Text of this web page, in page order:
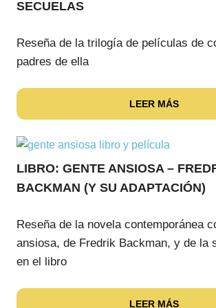
SECUELAS
Reseña de la trilogía de películas de
padres de ella
LEER MÁS
LIBRO: GENTE ANSIOSA –
BACKMAN (Y SU ADAPTACIÓN)
Reseña de la novela contemporánea
ansiosa, de Fredrik Backman, y de la
en el libro
LEER MÁS